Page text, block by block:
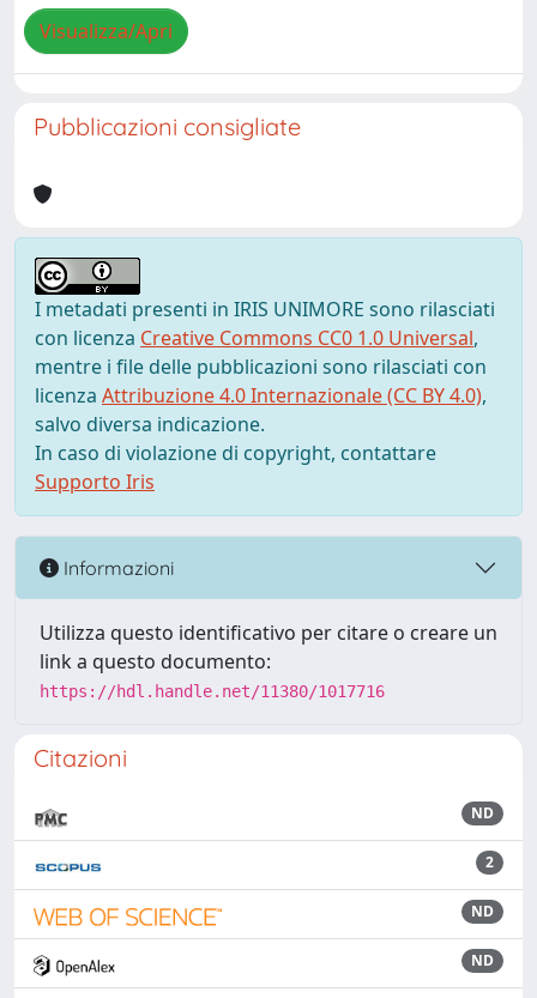
Visualizza/Apri
Pubblicazioni consigliate
I metadati presenti in IRIS UNIMORE sono rilasciati
con licenza Creative Commons CC0 1.0 Universal,
mentre i file delle pubblicazioni sono rilasciati con
licenza Attribuzione 4.0 Internazionale (CC BY 4.0),
salvo diversa indicazione.
In caso di violazione di copyright, contattare
Supporto Iris
Informazioni
Utilizza questo identificativo per citare o creare un
link a questo documento:
https://hdl.handle.net/11380/1017716
Citazioni
ND
2
ND
ND